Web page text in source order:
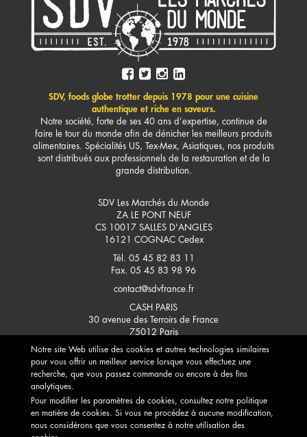
SDV, foods globe trotter depuis 1978 pour une cuisine
authentique et riche en saveurs.
Notre société, forte de ses 40 ans d’expertise, continue de
faire le tour du monde afin de dénicher les meilleurs produits
alimentaires. Spécialités US, Tex-Mex, Asiatiques, nos produits
sont distribués aux professionnels de la restauration et de la
grande distribution.
SDV Les Marchés du Monde
ZA LE PONT NEUF
CS 10017 SALLES D'ANGLES
16121
COGNAC Cedex
Tél. 05 45 82 83 11
Fax. 05 45 83 98 96
contact@sdvfrance.fr
CASH PARIS
30 avenue des Terroirs de France
75012 Paris
CONTACTEZ-NOUS
L'ABUS D'ALCOOL EST DANGEREUX POUR LA SANTÉ, À CONSOMMER AVEC MODÉRATION. POUR
Notre site Web utilise des cookies et autres technologies similaires
pour vous offrir un meilleur service lorsque vous effectuez une
recherche, que vous passez commande ou encore à des fins
analytiques.
Pour modifier les paramètres de cookies, consultez notre politique
en matière de cookies. Si vous ne procédez à aucune modification,
nous considérons que vous consentez à notre utilisation des